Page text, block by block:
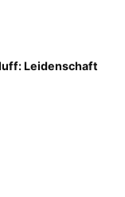
Leidenschaft